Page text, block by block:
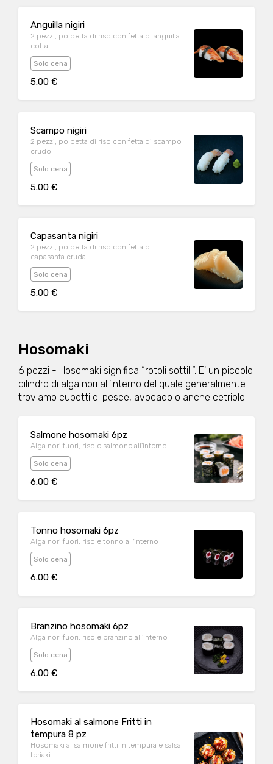
Anguilla nigiri
2 pezzi, polpetta di riso con fetta di anguilla
cotta
Solo cena
5.00 €
Scampo nigiri
2 pezzi, polpetta di riso con fetta di scampo
crudo
Solo cena
5.00 €
Capasanta nigiri
2 pezzi, polpetta di riso con fetta di
capasanta cruda
Solo cena
5.00 €
Hosomaki
6 pezzi - Hosomaki significa “rotoli sottili”. E' un piccolo
cilindro di alga nori all’interno del quale generalmente
troviamo cubetti di pesce, avocado o anche cetriolo.
Salmone hosomaki 6pz
Alga nori fuori, riso e salmone all'interno
Solo cena
6.00 €
Tonno hosomaki 6pz
Alga nori fuori, riso e tonno all'interno
Solo cena
6.00 €
Branzino hosomaki 6pz
Alga nori fuori, riso e branzino all'interno
Solo cena
6.00 €
Hosomaki al salmone Fritti in
tempura 8 pz
Hosomaki al salmone fritti in tempura e salsa
teriaki